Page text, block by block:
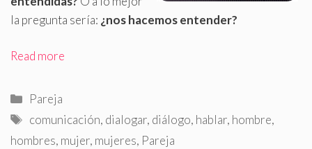
la pregunta sería: ¿nos hacemos entender?
Read more
Categorías
Pareja
Etiquetas
comunicación, dialogar, diálogo, hablar, hombre,
hombres, mujer, mujeres, Pareja